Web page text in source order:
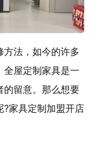
方法，如今的许多
全屋定制家具是一
的留意。那么想要
家具定制加盟开店